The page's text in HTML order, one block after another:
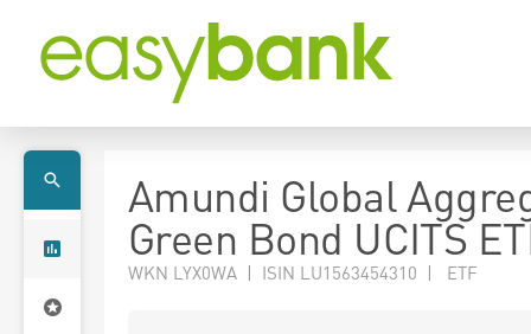
Amundi Global
Green Bond UCITS
WKN LYX0WA | ISIN LU1563454310 | ETF